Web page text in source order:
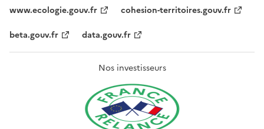
www.ecologie.gouv.fr
cohesion-territoires.gouv.fr
beta.gouv.fr
data.gouv.fr
Nos investisseurs